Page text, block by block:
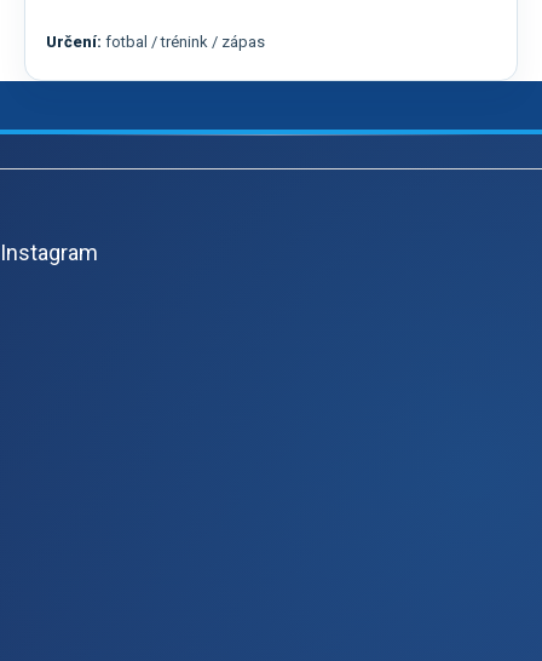
Určení: fotbal / trénink / zápas
Z
Instagram